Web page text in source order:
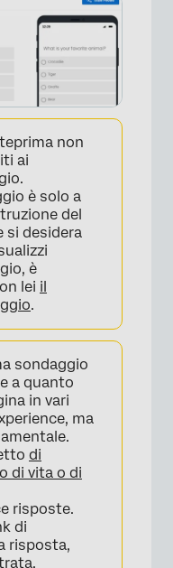
non
ai
è solo a
del
si desidera
è
lei il
.
sondaggio
a quanto
in vari
ma
di
di vita o di
risposte.
di
risposta,